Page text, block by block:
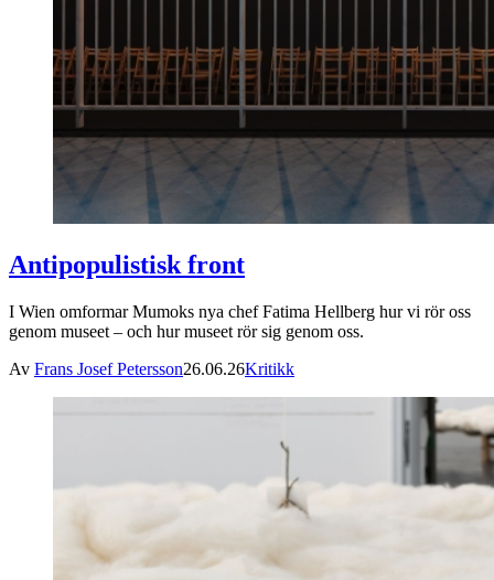
Antipopulistisk front
I Wien omformar Mumoks nya chef Fatima Hellberg hur vi rör oss
genom museet – och hur museet rör sig genom oss.
Av Frans Josef Petersson26.06.26Kritikk